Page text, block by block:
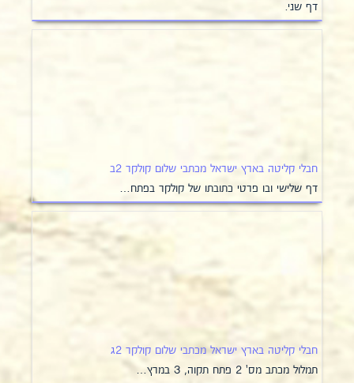
דף שני.
חבלי קליטה בארץ ישראל מכתבי שלום קולקר 2ב
דף שלישי ובו פרטי כתובתו של קולקר בפתח…
חבלי קליטה בארץ ישראל מכתבי שלום קולקר 2ג
תמלול מכתב מס' 2 פתח תקוה, 3 במרץ…